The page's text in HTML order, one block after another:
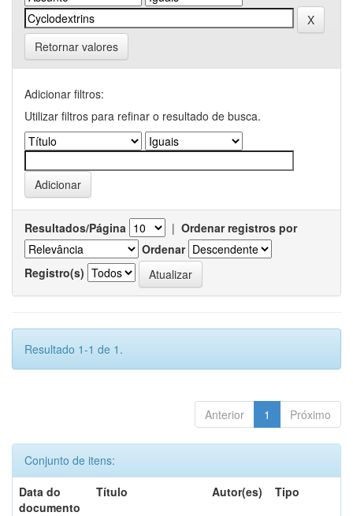
Retornar valores
Adicionar filtros:
Utilizar filtros para refinar o resultado de busca.
Resultados/Página | Ordenar registros por
Ordenar
Registro(s)
Resultado 1-1 de 1.
Anterior 1 Próximo
Conjunto de itens:
Data do
documento
Título Autor(es) Tipo